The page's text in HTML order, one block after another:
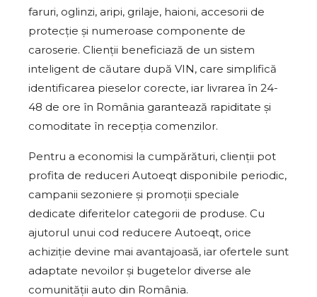
faruri, oglinzi, aripi, grilaje, haioni, accesorii de
protecție și numeroase componente de
caroserie. Clienții beneficiază de un sistem
inteligent de căutare după VIN, care simplifică
identificarea pieselor corecte, iar livrarea în 24-
48 de ore în România garantează rapiditate și
comoditate în recepția comenzilor.
Pentru a economisi la cumpărături, clienții pot
profita de reduceri Autoeqt disponibile periodic,
campanii sezoniere și promoții speciale
dedicate diferitelor categorii de produse. Cu
ajutorul unui cod reducere Autoeqt, orice
achiziție devine mai avantajoasă, iar ofertele sunt
adaptate nevoilor și bugetelor diverse ale
comunității auto din România.